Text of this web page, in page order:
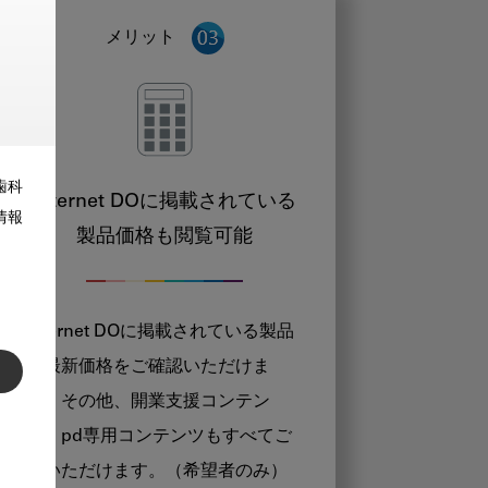
科
報
メリット
Internet DOに掲載されている
製品価格も閲覧可能
Internet DOに掲載されている製品
の最新価格をご確認いただけま
す。その他、開業支援コンテン
ツ、pd専用コンテンツもすべてご
覧いただけます。（希望者のみ）